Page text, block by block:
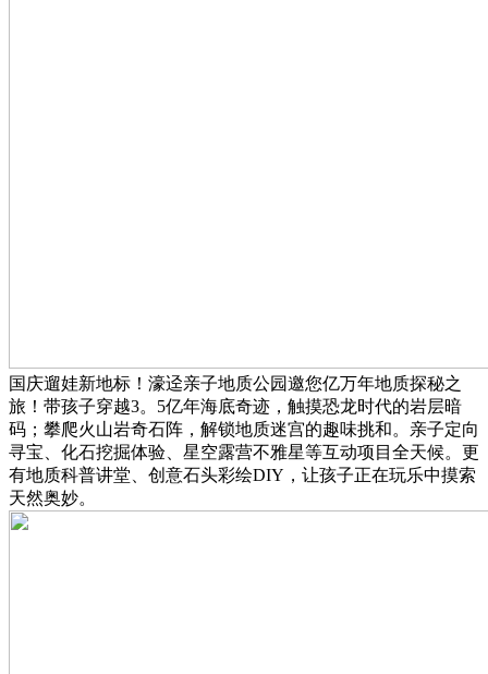
国庆遛娃新地标！濠迳亲子地质公园邀您亿万年地质探秘之
旅！带孩子穿越3。5亿年海底奇迹，触摸恐龙时代的岩层暗
码；攀爬火山岩奇石阵，解锁地质迷宫的趣味挑和。亲子定向
寻宝、化石挖掘体验、星空露营不雅星等互动项目全天候。更
有地质科普讲堂、创意石头彩绘DIY，让孩子正在玩乐中摸索
天然奥妙。